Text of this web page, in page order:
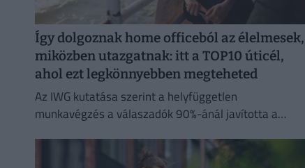
Így dolgoznak home officeból az élelmesek,
miközben utazgatnak: itt a TOP10 úticél,
ahol ezt legkönnyebben megteheted
Az IWG kutatása szerint a helyfüggetlen
munkavégzés a válaszadók 90%-ánál javította a
produktívabbnak érzi magát.